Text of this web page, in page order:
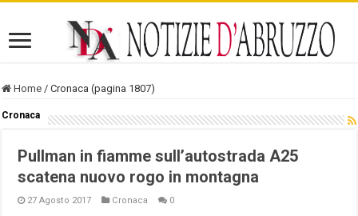
Home / Cronaca (pagina 1807)
Cronaca
Pullman in fiamme sull’autostrada A25
scatena nuovo rogo in montagna
27 Agosto 2017 Cronaca 0